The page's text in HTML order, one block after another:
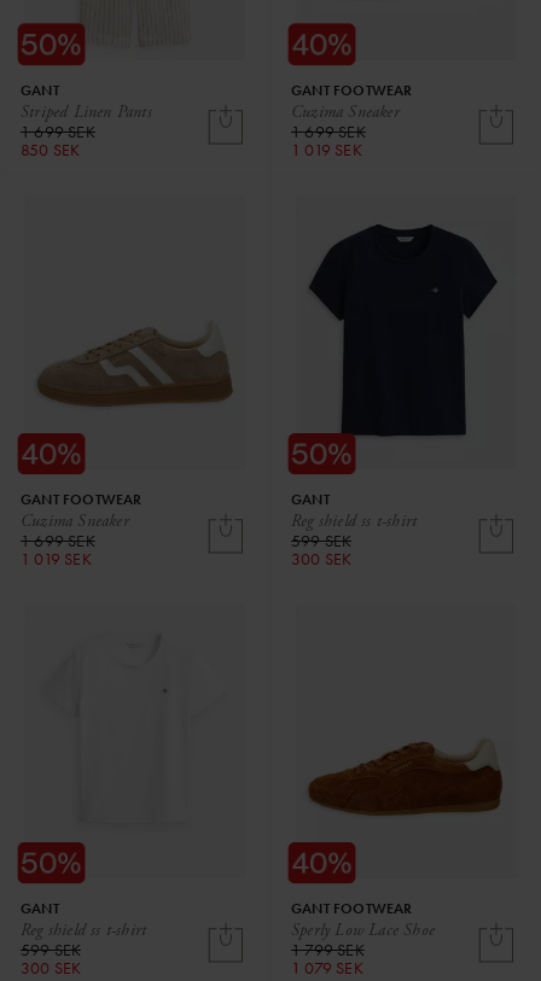
Striped Linen Pants
GANT
1 699 SEK
850 SEK
Cuzima Sneaker
GANT FOOTWEAR
1 699 SEK
1 019 SEK
Cuzima Sneaker
GANT FOOTWEAR
1 699 SEK
1 019 SEK
Reg shield ss t-shirt
GANT
599 SEK
300 SEK
Reg shield ss t-shirt
GANT
599 SEK
300 SEK
Sperly Low Lace Shoe
GANT FOOTWEAR
1 799 SEK
1 079 SEK